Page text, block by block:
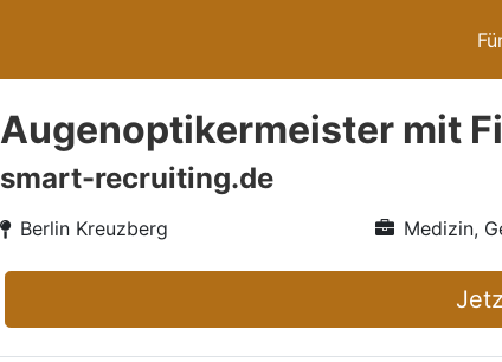
Augenoptikermeister mit
smart-recruiting.de
Berlin Kreuzberg Medizin,